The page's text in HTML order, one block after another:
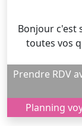
Bonjour c'est
toutes vos
Prendre RDV avec ARTHUR PROPHETIS au 01 87 87 87
Planning